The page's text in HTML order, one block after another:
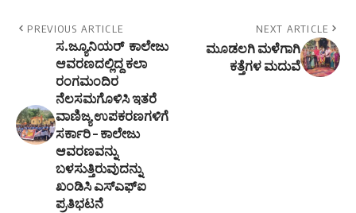
PREVIOUS ARTICLE
ಸ.ಜ್ಯೂನಿಯರ್ ಕಾಲೇಜು
ಆವರಣದಲ್ಲಿದ್ದ ಕಲಾ
ರಂಗಮಂದಿರ
ನೆಲಸಮಗೊಳಿಸಿ ಇತರೆ
ವಾಣಿಜ್ಯ ಉಪಕರಣಗಳಿಗೆ
ಸರ್ಕಾರಿ – ಕಾಲೇಜು
ಆವರಣವನ್ನು
ಬಳಸುತ್ತಿರುವುದನ್ನು
ಖಂಡಿಸಿ ಎಸ್ಎಫ್ಐ
ಪ್ರತಿಭಟನೆ
NEXT ARTICLE
ಮೂಡಲಗಿ ಮಳೆಗಾಗಿ
ಕತ್ತೆಗಳ ಮದುವೆ